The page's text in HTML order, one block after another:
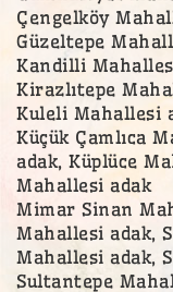
Çengelköy
Güzeltepe
Kandilli
Kirazlıtepe
Kuleli Mahallesi
Küçük Çamlıca
adak, Küplüce
Mahallesi adak
Mimar Sinan
Mahallesi adak,
Mahallesi adak,
Sultantepe